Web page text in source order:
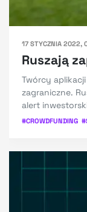
17 STYCZNIA 2022,
Ruszają
Twórcy
zagraniczne.
alert
#CROWDFUNDING #